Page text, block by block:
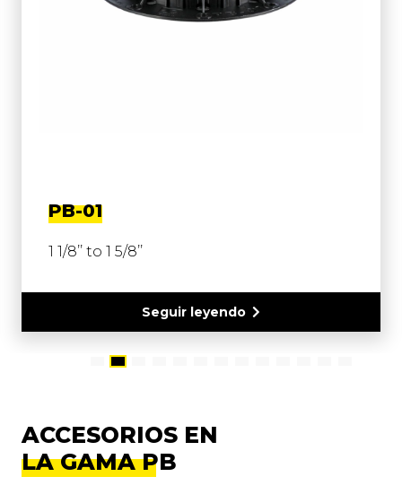
PB-01
1 1/8’’ to 1 5/8’’
Seguir leyendo
ACCESORIOS EN
LA GAMA PB